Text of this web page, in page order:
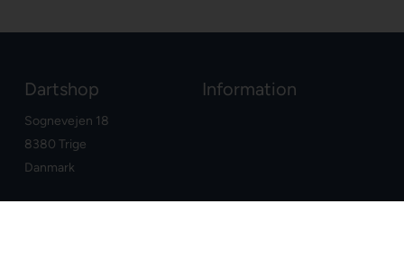
Dartshop
Sognevejen 18
8380 Trige
Danmark
Information